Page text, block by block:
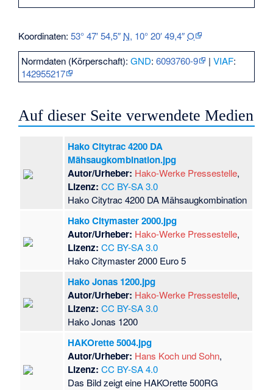
Koordinaten:53° 47′ 54,5″ N, 10° 20′ 49,4″O
Normdaten (Körperschaft):GND:6093760-9 |VIAF:
142955217
Auf dieser Seite verwendete Medien
Hako Citytrac 4200 DA
Mähsaugkombination.jpg
Autor/Urheber: Hako-Werke Pressestelle,
Lizenz: CC BY-SA 3.0
Hako Citytrac 4200 DA Mähsaugkombination
Hako Citymaster 2000.jpg
Autor/Urheber: Hako-Werke Pressestelle,
Lizenz: CC BY-SA 3.0
Hako Citymaster 2000 Euro 5
Hako Jonas 1200.jpg
Autor/Urheber: Hako-Werke Pressestelle,
Lizenz: CC BY-SA 3.0
Hako Jonas 1200
HAKOrette 5004.jpg
Autor/Urheber: Hans Koch und Sohn,
Lizenz: CC BY-SA 4.0
Das Bild zeigt eine HAKOrette 500RG